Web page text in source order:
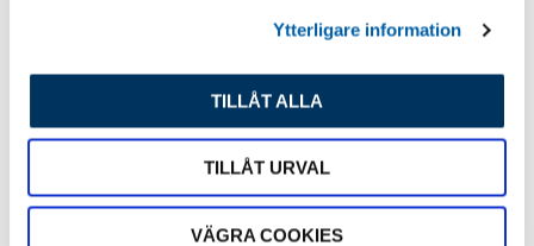
Ytterligare information
TILLÅT ALLA
TILLÅT URVAL
VÄGRA COOKIES